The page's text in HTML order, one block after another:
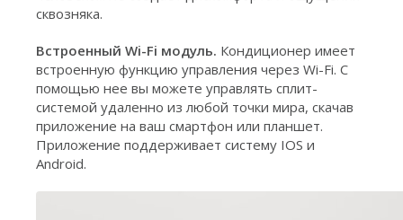
сквозняка.
Встроенный Wi-Fi модуль. Кондиционер имеет
встроенную функцию управления через Wi-Fi. С
помощью нее вы можете управлять сплит-
системой удаленно из любой точки мира, скачав
приложение на ваш смартфон или планшет.
Приложение поддерживает систему IOS и
Android.